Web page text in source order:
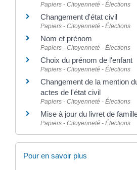
Papiers - Citoyenneté - Élections
Changement d'état civil
Papiers - Citoyenneté - Élections
Nom et prénom
Papiers - Citoyenneté - Élections
Choix du prénom de l'enfant
Papiers - Citoyenneté - Élections
Changement de la mention
actes de l'état civil
Papiers - Citoyenneté - Élections
Mise à jour du livret de
Papiers - Citoyenneté - Élections
Pour en savoir plus